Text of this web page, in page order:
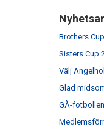
Brothers
Sisters Cup
Välj
Glad
GÅ-